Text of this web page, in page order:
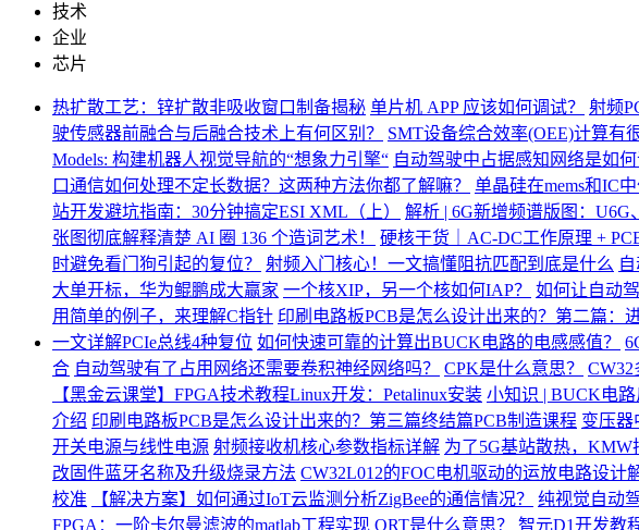
技术
企业
芯片
热扩散工艺：锌扩散非吸收窗口制备揭秘 单片机 APP 应该如何调试？ 射频
驶传感器前融合与后融合技术上有何区别？
SMT设备综合效率(OEE)计算有
Models: 构建机器人视觉导航的“想象力引擎“ 自动驾驶中占据感知网络是如何
口通信如何处理不定长数据？这两种方法你都了解嘛？
单晶硅在mems和IC
站开发避坑指南：30分钟搞定ESI XML（上）
解析 | 6G新增频谱版图：U6G
张图彻底解释清楚 AI 圈 136 个造词艺术！
硬核干货｜AC-DC工作原理 +
时避免看门狗引起的复位？
射频入门核心！一文搞懂阻抗匹配到底是什么
大单开标，华为鲲鹏成大赢家 一个核XIP，另一个核如何IAP？ 如何让自动
用简单的例子，来理解C指针 印刷电路板PCB是怎么设计出来的？第二篇：
一文详解PCIe总线4种复位 如何快速可靠的计算出BUCK电路的电感感值？
合 自动驾驶有了占用网络还需要卷积神经网络吗？ CPK是什么意思？
【黑金云课堂】FPGA技术教程Linux开发：Petalinux安装 小知识 | BUCK电
介绍 印刷电路板PCB是怎么设计出来的？第三篇终结篇PCB制造课程 变压器
开关电源与线性电源 射频接收机核心参数指标详解 为了5G基站散热，KMW
改固件蓝牙名称及升级烧录方法 CW32L012的FOC电机驱动的运放电路设计
校准
【解决方案】如何通过IoT云监测分析ZigBee的通信情况？ 纯视觉自动
FPGA：一阶卡尔曼滤波的matlab工程实现 ORT是什么意思？ 智元D1开发教